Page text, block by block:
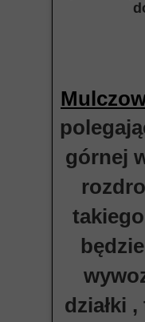
górnej
działki